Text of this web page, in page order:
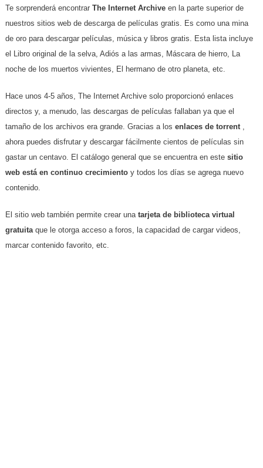
Te sorprenderá encontrar The Internet Archiveen la parte superior de
nuestros sitios web de descarga de películas gratis. Es como una mina
de oro para descargar películas, música y libros gratis. Esta lista incluye
el Libro original de la selva, Adiós a las armas, Máscara de hierro, La
noche de los muertos vivientes, El hermano de otro planeta, etc.
Hace unos 4-5 años, The Internet Archive solo proporcionó enlaces
directos y, a menudo, las descargas de películas fallaban ya que el
tamaño de los archivos era grande. Gracias a los enlaces de torrent,
ahora puedes disfrutar y descargar fácilmente cientos de películas sin
gastar un centavo. El catálogo general que se encuentra en este sitio
web está en continuo crecimientoy todos los días se agrega nuevo
contenido.
El sitio web también permite crear una tarjeta de biblioteca virtual
gratuitaque le otorga acceso a foros, la capacidad de cargar videos,
marcar contenido favorito, etc.